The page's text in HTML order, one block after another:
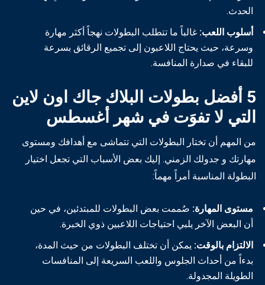
الحدث.
أسلوب اللعب: غالباً ما تتطلب البطولات نهجاً أكثر مهارة
وسرعة، حيث يحتاج اللاعبون إلى تجميع الرقائق بسرعة
للبقاء في صدارة المنافسة.
5 أفضل بطولات البلاك جاك اون لاين
التي لا تفوَت في شهر أغسطس
من المهم أن تختار البطولات التي تتماشى مع أهدافك ومستوى
مهارتك و جدولك الزمني. إليك بعض الأسباب التي تجعل اختيار
البطولة المناسبة أمراً مهماً:
مستوى المهارة: صُممت بعض البطولات للمبتدئين، في حين
أن البعض الآخر يلبي احتياجات اللاعبين ذوي الخبرة.
الالتزام بالوقت: يمكن أن تختلف البطولات من حيث المدة،
بدءاً من أحداث الجلوس واللعب السريعة إلى المنافسات
الطويلة المجدولة.